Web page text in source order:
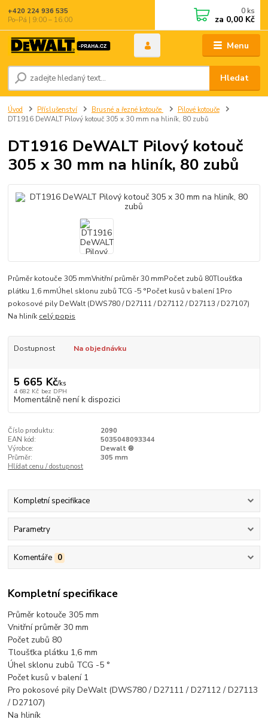
Menu
Hledat
+420 224 936 535
Po–Pá | 9:00 – 16:00
0 ks
za 0,00 Kč
Úvod Příslušenství Brusné a řezné kotouče
Pilové kotouče
DT1916 DeWALT Pilový kotouč 305 x 30 mm na hliník, 80 zubů
DT1916 DeWALT Pilový kotouč
305 x 30 mm na hliník, 80 zubů
Průměr kotouče 305 mmVnitřní průměr 30 mmPočet zubů 80Tloušťka
plátku 1,6 mmÚhel sklonu zubů TCG -5 °Počet kusů v balení 1Pro
pokosové pily DeWalt (DWS780 / D27111 / D27112 / D27113 / D27107)
Na hliník celý popis
Dostupnost Na objednávku
5 665 Kč/ks
4 682 Kč bez DPH
Momentálně není k dispozici
Číslo produktu:
2090
EAN kód:
5035048093344
Výrobce:
Dewalt ®
Průměr:
305 mm
Hlídat cenu / dostupnost
Kompletní specifikace
Parametry
Komentáře 0
Kompletní specifikace
Průměr kotouče 305 mm
Vnitřní průměr 30 mm
Počet zubů 80
Tloušťka plátku 1,6 mm
Úhel sklonu zubů TCG -5 °
Počet kusů v balení 1
Pro pokosové pily DeWalt (DWS780 / D27111 / D27112 / D27113
/ D27107)
Na hliník